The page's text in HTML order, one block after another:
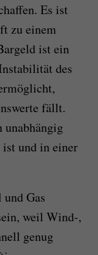
Es ist
zu einem
ist ein
des
fällt.
unabhängig
und in einer
Gas
weil Wind-,
genug